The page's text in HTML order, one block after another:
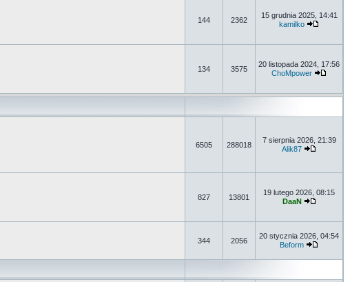
144 2362
15 grudnia 2025, 14:41
kamilko
134 3575
20 listopada 2024, 17:56
ChoMpower
6505 288018
7 sierpnia 2026, 21:39
Alik87
827 13801
19 lutego 2026, 08:15
DaaN
344 2056
20 stycznia 2026, 04:54
Beform